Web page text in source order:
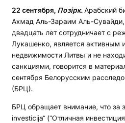
22 сентября, Позірк. Арабский
Ахмад Аль-Зараим Аль-Сувайди,
двадцать лет сотрудничает с
Лукашенко, является активным
недвижимости Литвы и не
санкциями, говорится в
сентября Белорусским
(БРЦ).
БРЦ обращает внимание, что за
investicija“ (“Отличная